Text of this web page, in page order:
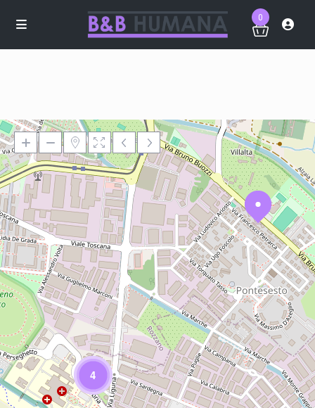
0
4
Loading Maps